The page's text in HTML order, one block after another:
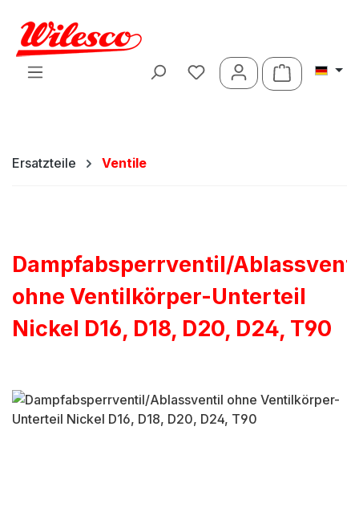
Zum Hauptinhalt springen
Ersatzteile Ventile
Dampfabsperrventil/
ohne Ventilkörper-Unterteil
Nickel D16, D18, D20, D24, T90
Bildergalerie überspringen